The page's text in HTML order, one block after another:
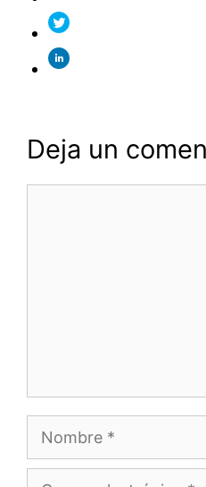
Deja un
Nombre
Correo